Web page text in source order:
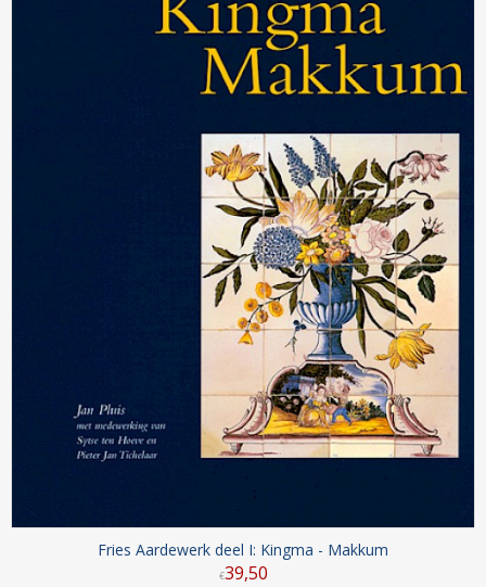
Fries Aardewerk deel I: Kingma - Makkum
€39,50